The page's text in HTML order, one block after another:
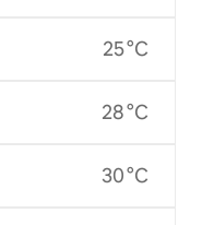
25 °C
28 °C
30 °C